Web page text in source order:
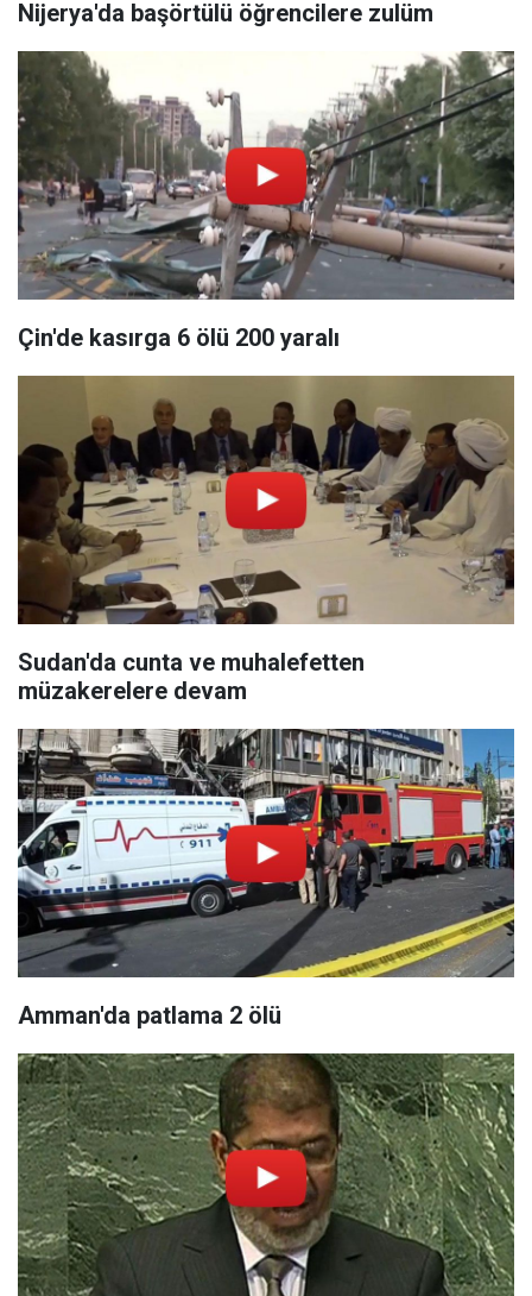
Nijerya'da başörtülü öğrencilere zulüm
Çin'de kasırga 6 ölü 200 yaralı
Sudan'da cunta ve muhalefetten
müzakerelere devam
Amman'da patlama 2 ölü